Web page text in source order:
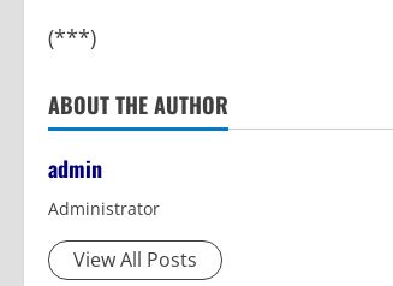
(***)
ABOUT THE AUTHOR
admin
Administrator
View All Posts